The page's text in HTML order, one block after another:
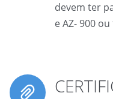
devem ter
e AZ- 900